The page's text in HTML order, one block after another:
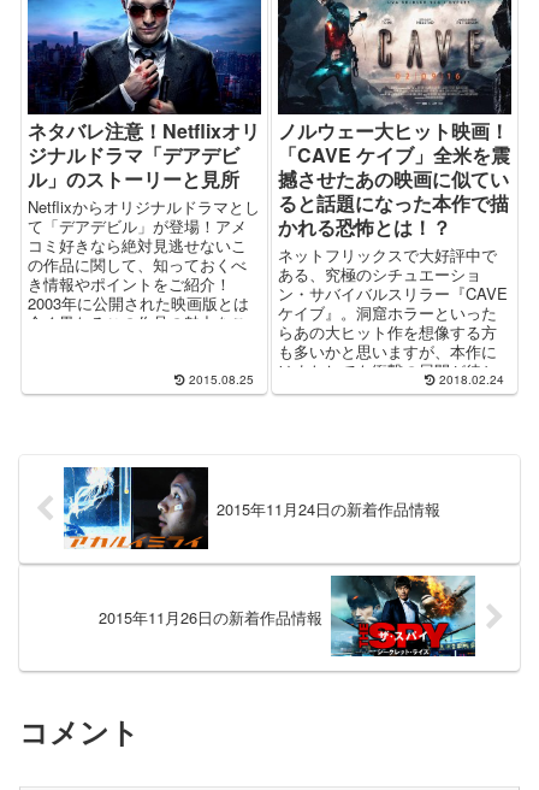
ネタバレ注意！Netflixオリ
ジナルドラマ「デアデビ
ル」のストーリーと見所
Netflixからオリジナルドラマとし
て「デアデビル」が登場！アメ
コミ好きなら絶対見逃せないこ
の作品に関して、知っておくべ
き情報やポイントをご紹介！
2003年に公開された映画版とは
全く異なるこの作品の魅力をご
2015.08.25
ノルウェー大ヒット映画！
「CAVE ケイブ」全米を震
撼させたあの映画に似てい
ると話題になった本作で描
かれる恐怖とは！？
ネットフリックスで大好評中で
ある、究極のシチュエーショ
ン・サバイバルスリラー『CAVE
ケイブ』。洞窟ホラーといった
らあの大ヒット作を想像する方
も多いかと思いますが、本作に
はまたしても衝撃の展開が待ち
受けていた！？
2018.02.24
2015年11月24日の新着作品情報
2015年11月26日の新着作品情報
コメント